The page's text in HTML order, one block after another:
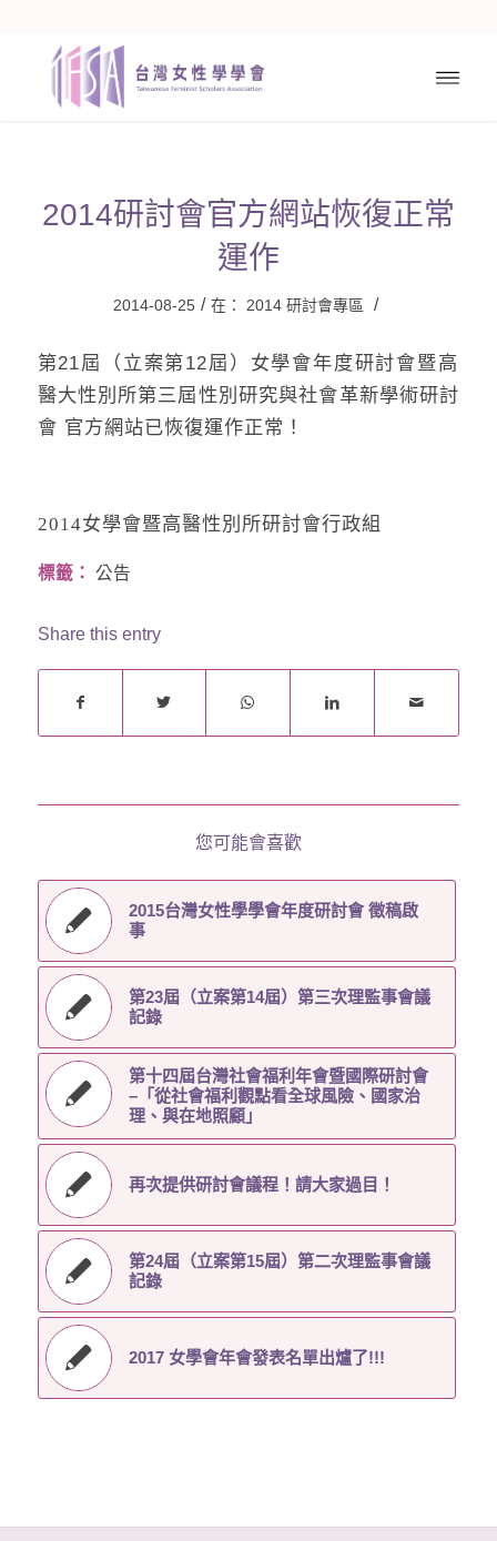
2014研討會官方網站恢復正常
運作
2014-08-25 / 在： 2014 研討會專區 /
第21屆（立案第12屆） 女學會年度研討會暨高
醫大性別所第三屆性別 研究與社會革新學術研討
會 官方網站已恢復運作正常！
2014女學會暨高醫性別所研討會行政組
標籤： 公告
Share this entry
您可能會喜歡
2015台灣女性學學會年度研討會 徵稿啟
事
第23屆（立案第14屆）第三次理監事會議
記錄
第十四屆台灣社會福利年會暨國際研討會
–「從社會福利觀點看全球風險、國家治
理、與在地照顧」
再次提供研討會議程！請大家過目！
第24屆（立案第15屆）第二次理監事會議
記錄
2017 女學會年會發表名單出爐了!!!